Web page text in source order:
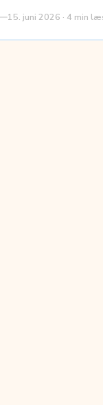
15. juni 2026 · 4 min